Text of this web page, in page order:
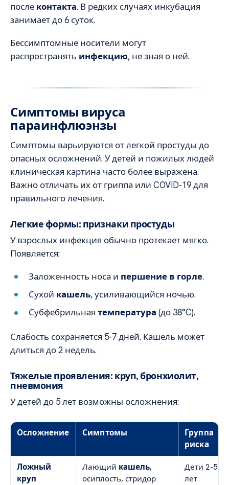
после контакта. В редких случаях инкубация
занимает до 6 суток.
Бессимптомные носители могут
распространять инфекцию, не зная о ней.
Симптомы вируса
параинфлюэнзы
Симптомы варьируются от легкой простуды до
опасных осложнений. У детей и пожилых людей
клиническая картина часто более выражена.
Важно отличать их от гриппа или COVID-19 для
правильного лечения.
Легкие формы: признаки простуды
У взрослых инфекция обычно протекает мягко.
Появляется:
Заложенность носа и першение в горле.
Сухой кашель, усиливающийся ночью.
Субфебрильнаятемпература (до 38°C).
Слабость сохраняется 5-7 дней. Кашель может
длиться до 2 недель.
Тяжелые проявления: круп, бронхиолит,
пневмония
У детей до 5 лет возможны осложнения:
Осложнение Симптомы
Группа
риска
Ложный
круп
Лающий кашель,
осиплость, стридор
Дети 2-5
лет